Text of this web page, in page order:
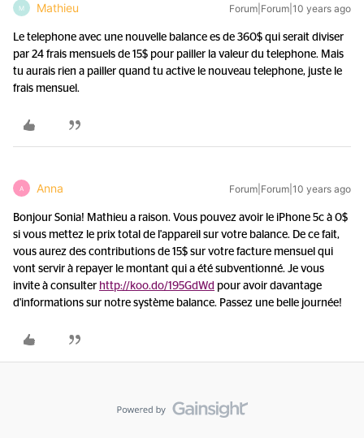
M Mathieu Forum|Forum|10 years ago
Le telephone avec une nouvelle balance es de 360$ qui serait diviser
par 24 frais mensuels de 15$ pour pailler la valeur du telephone. Mais
tu aurais rien a pailler quand tu active le nouveau telephone, juste le
frais mensuel.
A Anna Forum|Forum|10 years ago
Bonjour Sonia! Mathieu a raison. Vous pouvez avoir le iPhone 5c à 0$
si vous mettez le prix total de l'appareil sur votre balance. De ce fait,
vous aurez des contributions de 15$ sur votre facture mensuel qui
vont servir à repayer le montant qui a été subventionné. Je vous
invite à consulter http://koo.do/195GdWd pour avoir davantage
d'informations sur notre système balance. Passez une belle journée!